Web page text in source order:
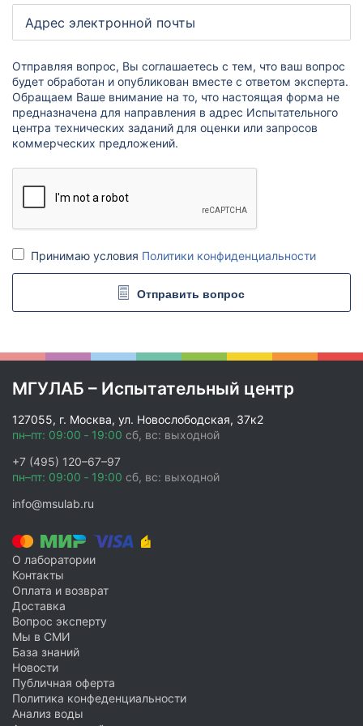
Анализ удобрений
Тяжелые металлы
Гранулометрический состав
Гуминовые и фульвокислоты
Элементный
Естественные радионуклиды (ЕРН)
Полициклические ароматические углеводороды (ПАУ)
Индивидуальный набор показателей
Информация
База знаний
Новости
Условия работы и сотрудничества
Доставка
Акции
Публичная оферта
Политика конфиденциальности
Вакансии
Партнёрство
Отправить вопрос
Отправляя вопрос, Вы соглашаетесь с тем, что ваш вопрос
будет обработан и опубликован вместе с ответом эксперта.
Обращаем Ваше внимание на то, что настоящая форма не
предназначена для направления в адрес Испытательного
центра технических заданий для оценки или запросов
коммерческих предложений.
Принимаю условия Политики конфиденциальности
МГУЛАБ – Испытательный центр
127055, г. Москва, ул. Новослободская, 37к2
пн–пт: 09:00 ‑ 19:00 сб, вс: выходной
+7 (495) 120–67–97
пн–пт: 09:00 ‑ 19:00 сб, вс: выходной
info@msulab.ru
О лаборатории
Контакты
Оплата и возврат
Доставка
Вопрос эксперту
Мы в СМИ
База знаний
Новости
Публичная оферта
Политика конфеденциальности
Анализ воды